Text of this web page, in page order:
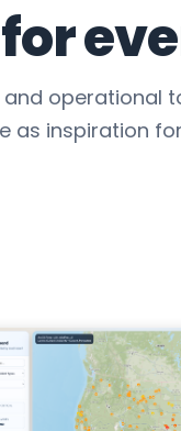
operational
as inspiration